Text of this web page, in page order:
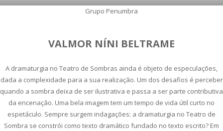
Grupo Penumbra
VALMOR NÍNI BELTRAME
A dramaturgia no Teatro de Sombras ainda é objeto de especulações,
dada a complexidade para a sua realização. Um dos desafios é perceber
quando a sombra deixa de ser ilustrativa e passa a ser parte contributiva
da encenação. Uma bela imagem tem um tempo de vida útil curto no
espetáculo. Sempre surgem indagações: a dramaturgia no Teatro de
Sombra se constrói como texto dramático fundado no texto escrito? Em